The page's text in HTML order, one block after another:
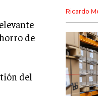
ALIANZAS
TECNOLOGIA
GESTIÓN DE
de
del
Ricardo